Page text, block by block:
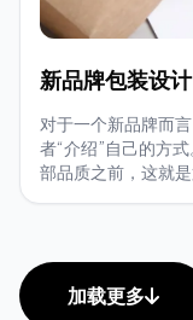
新品牌包装设
对于一个新品牌而
者“介绍”自己的方
部品质之前，这就是
加载更多